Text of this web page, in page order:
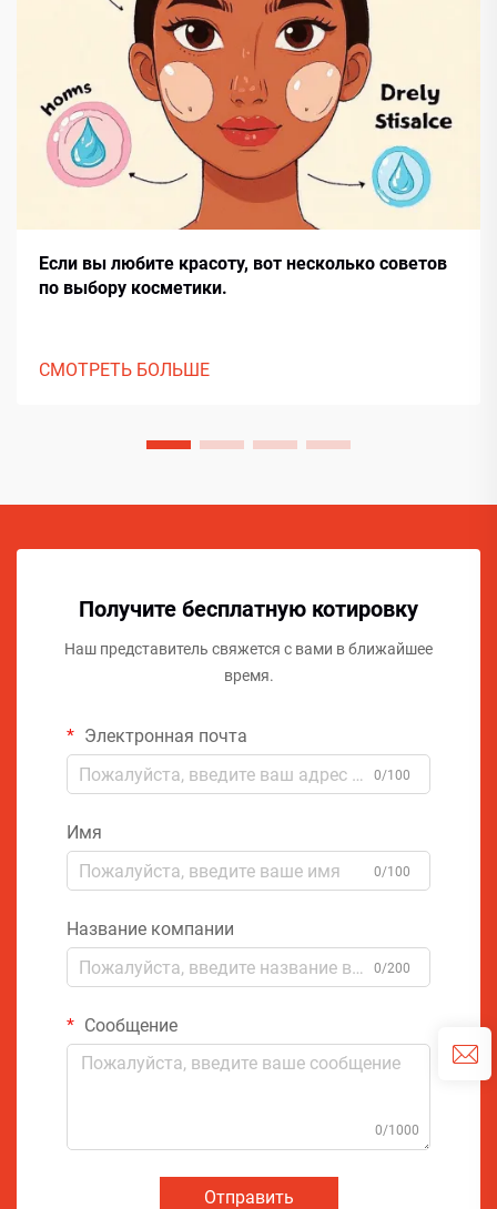
Если вы любите красоту, вот несколько советов
по выбору косметики.
СМОТРЕТЬ БОЛЬШЕ
Получите бесплатную котировку
Наш представитель свяжется с вами в ближайшее
время.
Электронная почта
0/100
Имя
0/100
Название компании
0/200
Сообщение
0/1000
Отправить